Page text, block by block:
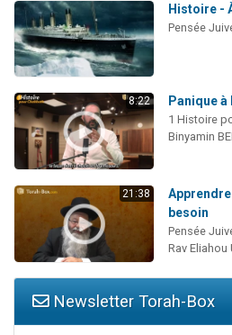
Histoire -
Pensée
8:22 Panique
1 Histoire
Binyamin
21:38
besoin
Pensée
Rav Eliahou
Newsletter Torah-Box